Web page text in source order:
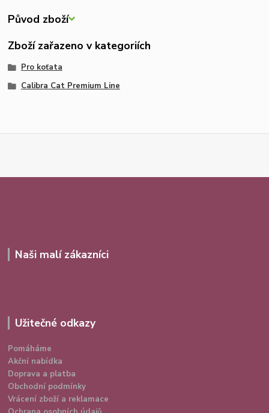
Původ zboží
Zboží zařazeno v kategoriích
Pro koťata
Calibra Cat Premium Line
Naši malí zákazníci
Užitečné odkazy
Pomáháme
Akční nabídka
Doprava a platba
Obchodní podmínky
Vrácení zboží a reklamace